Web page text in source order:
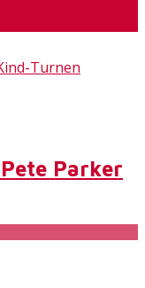
Turnen
Parker